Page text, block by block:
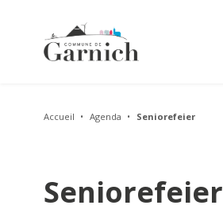
Accueil Agenda Seniorefeier
Seniorefeier